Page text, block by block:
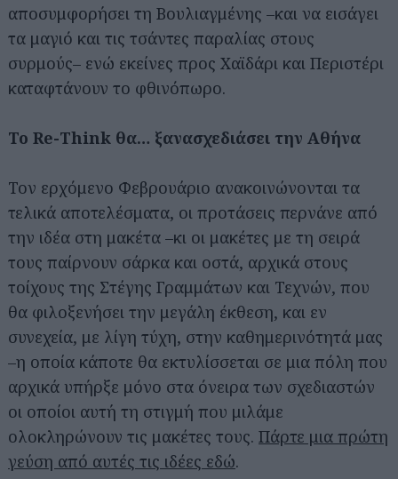
αποσυμφορήσει τη Βουλιαγμένης –και να εισάγει
τα μαγιό και τις τσάντες παραλίας στους
συρμούς– ενώ εκείνες προς Χαϊδάρι και Περιστέρι
καταφτάνουν το φθινόπωρο.
Το Re-Think θα… ξανασχεδιάσει την Αθήνα
Τον ερχόμενο Φεβρουάριο ανακοινώνονται τα
τελικά αποτελέσματα, οι προτάσεις περνάνε από
την ιδέα στη μακέτα –κι οι μακέτες με τη σειρά
τους παίρνουν σάρκα και οστά, αρχικά στους
τοίχους της Στέγης Γραμμάτων και Τεχνών, που
θα φιλοξενήσει την μεγάλη έκθεση, και εν
συνεχεία, με λίγη τύχη, στην καθημερινότητά μας
–η οποία κάποτε θα εκτυλίσσεται σε μια πόλη που
αρχικά υπήρξε μόνο στα όνειρα των σχεδιαστών
οι οποίοι αυτή τη στιγμή που μιλάμε
ολοκληρώνουν τις μακέτες τους. Πάρτε μια πρώτη
γεύση από αυτές τις ιδέες εδώ.